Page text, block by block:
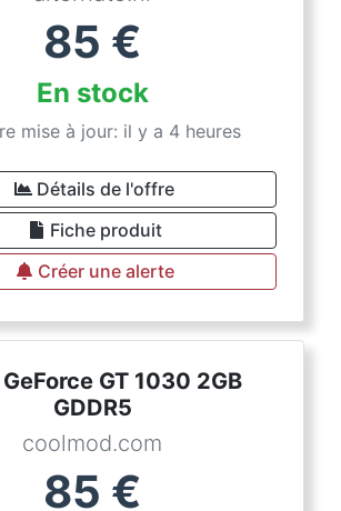
85 €
En stock
mise à jour: il y a 4 heures
Détails de l'offre
Fiche produit
Créer une alerte
GT 1030 2GB
GDDR5
coolmod.com
85 €